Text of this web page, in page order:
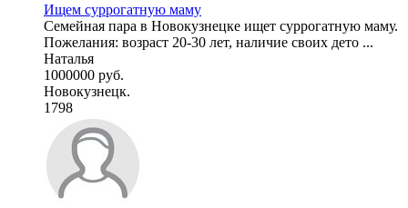
Ищем суррогатную маму
Семейная пара в Новокузнецке ищет суррогатную маму.
Пожелания: возраст 20-30 лет, наличие своих дето ...
Наталья
1000000 руб.
Новокузнецк.
1798